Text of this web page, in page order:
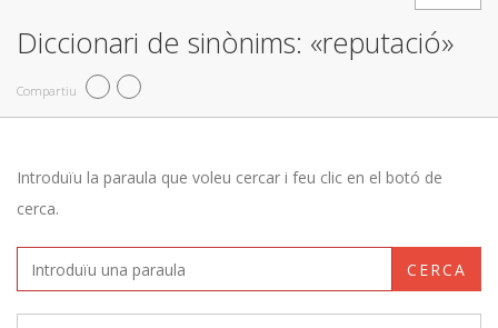
Diccionari de sinònims: «reputació»
Compartiu
Introduïu la paraula que voleu cercar i feu clic en el botó de
cerca.
CERCA